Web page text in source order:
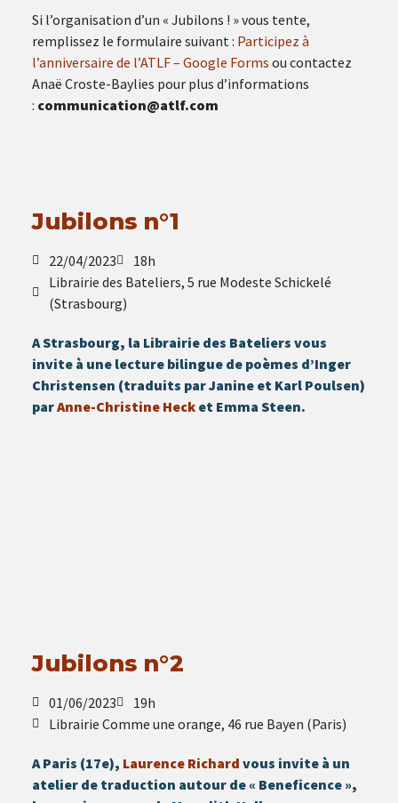
Si l’organisation d’un « Jubilons ! » vous tente,
remplissez le formulaire suivant : Participez à
l’anniversaire de l’ATLF – Google Forms ou contactez
Anaë Croste-Baylies pour plus d’informations
: communication@atlf.com
Jubilons n°1
22/04/2023
18h
Librairie des Bateliers, 5 rue Modeste Schickelé
(Strasbourg)
A Strasbourg, la Librairie des Bateliers vous
invite à une lecture bilingue de poèmes d’Inger
Christensen (traduits par Janine et Karl Poulsen)
parAnne-Christine Heck et Emma Steen.
Jubilons n°2
01/06/2023
19h
Librairie Comme une orange, 46 rue Bayen (Paris)
A Paris (17e), Laurence Richard vous invite à un
atelier de traduction autour de « Beneficence »,